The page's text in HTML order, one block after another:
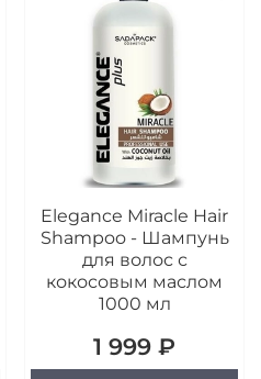
Elegance Miracle Hair
Shampoo - Шампунь
для волос с
кокосовым маслом
1000 мл
1 999 ₽